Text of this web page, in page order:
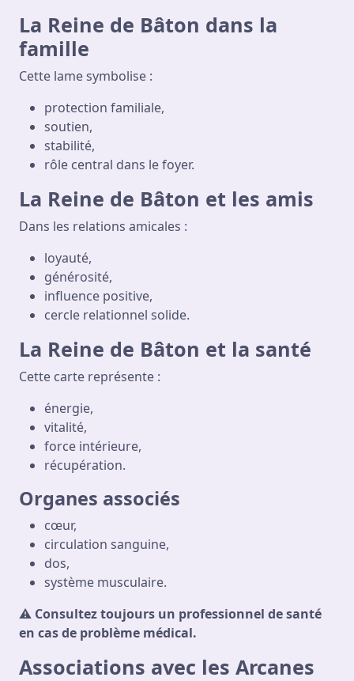
La Reine de Bâton dans la
famille
Cette lame symbolise :
protection familiale,
soutien,
stabilité,
rôle central dans le foyer.
La Reine de Bâton et les amis
Dans les relations amicales :
loyauté,
générosité,
influence positive,
cercle relationnel solide.
La Reine de Bâton et la santé
Cette carte représente :
énergie,
vitalité,
force intérieure,
récupération.
Organes associés
cœur,
circulation sanguine,
dos,
système musculaire.
⚠️ Consultez toujours un professionnel de santé
en cas de problème médical.
Associations avec les Arcanes